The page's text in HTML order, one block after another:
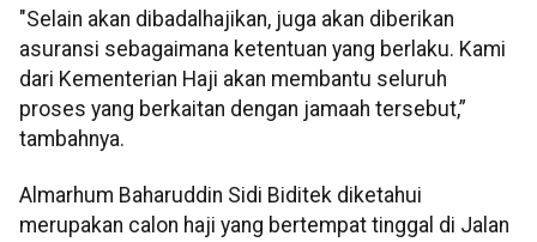
"Selain akan dibadalhajikan, juga akan diberikan
asuransi sebagaimana ketentuan yang berlaku. Kami
dari Kementerian Haji akan membantu seluruh
proses yang berkaitan dengan jamaah tersebut,”
tambahnya.
Almarhum Baharuddin Sidi Biditek diketahui
merupakan calon haji yang bertempat tinggal di Jalan